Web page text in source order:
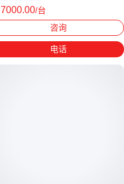
7000.00/台
咨询
电话